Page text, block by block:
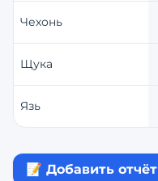
Чехонь
Щука
Язь
📝 Добавить отчёт